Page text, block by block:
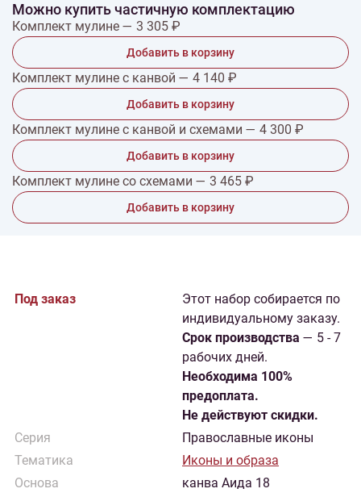
Можно купить частичную комплектацию
Комплект мулине — 3 305 ₽
Добавить в корзину
Комплект мулине с канвой — 4 140 ₽
Добавить в корзину
Комплект мулине с канвой и схемами — 4 300 ₽
Добавить в корзину
Комплект мулине со схемами — 3 465 ₽
Добавить в корзину
Под заказ
Этот набор собирается по
индивидуальному заказу.
Cрок производства — 5 - 7
рабочих дней.
Необходима 100%
предоплата.
Не действуют скидки.
Серия
Православные иконы
Тематика
Иконы и образа
Основа
канва Аида 18